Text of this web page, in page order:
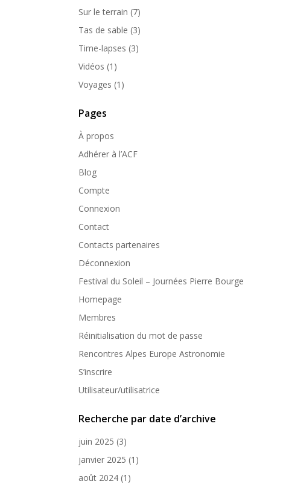
Sur le terrain (7)
Tas de sable (3)
Time-lapses (3)
Vidéos (1)
Voyages (1)
Pages
À propos
Adhérer à l’ACF
Blog
Compte
Connexion
Contact
Contacts partenaires
Déconnexion
Festival du Soleil – Journées Pierre Bourge
Homepage
Membres
Réinitialisation du mot de passe
Rencontres Alpes Europe Astronomie
S’inscrire
Utilisateur/utilisatrice
Recherche par date d’archive
juin 2025 (3)
janvier 2025 (1)
août 2024 (1)